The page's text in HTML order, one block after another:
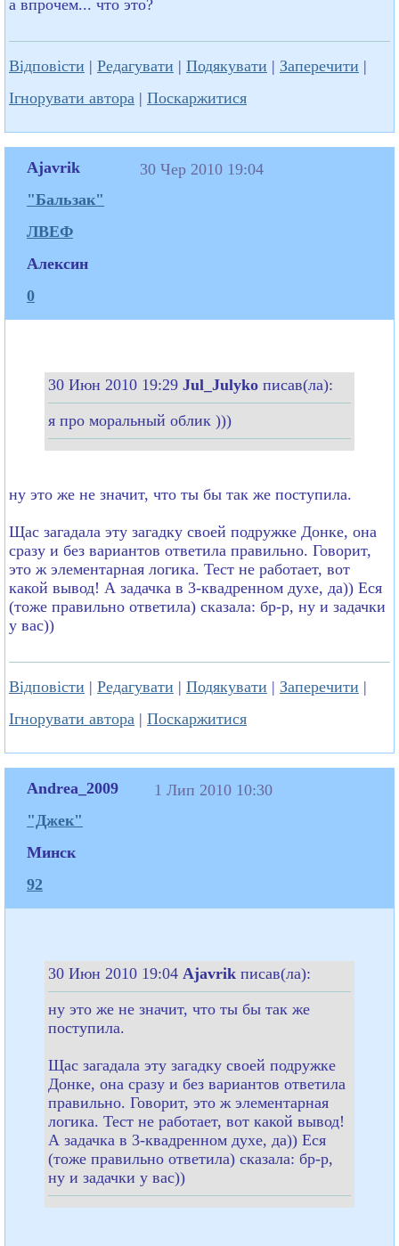
а впрочем... что это?
Відповісти | Редагувати | Подякувати | Заперечити |
Ігнорувати автора | Поскаржитися
Ajavrik
"Бальзак"
ЛВЕФ
Алексин
0
30 Чер 2010 19:04
30 Июн 2010 19:29 Jul_Julyko писав(ла):
я про моральный облик )))
ну это же не значит, что ты бы так же поступила.
Щас загадала эту загадку своей подружке Донке, она
сразу и без вариантов ответила правильно. Говорит,
это ж элементарная логика. Тест не работает, вот
какой вывод! А задачка в 3-квадренном духе, да)) Еся
(тоже правильно ответила) сказала: бр-р, ну и задачки
у вас))
Відповісти | Редагувати | Подякувати | Заперечити |
Ігнорувати автора | Поскаржитися
Andrea_2009
"Джек"
Минск
92
1 Лип 2010 10:30
30 Июн 2010 19:04 Ajavrik писав(ла):
ну это же не значит, что ты бы так же
поступила.
Щас загадала эту загадку своей подружке
Донке, она сразу и без вариантов ответила
правильно. Говорит, это ж элементарная
логика. Тест не работает, вот какой вывод!
А задачка в 3-квадренном духе, да)) Еся
(тоже правильно ответила) сказала: бр-р,
ну и задачки у вас))